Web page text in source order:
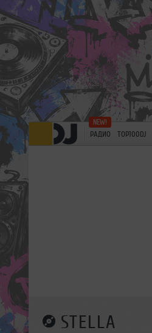
РАДИО TOP100DJ
STELLA